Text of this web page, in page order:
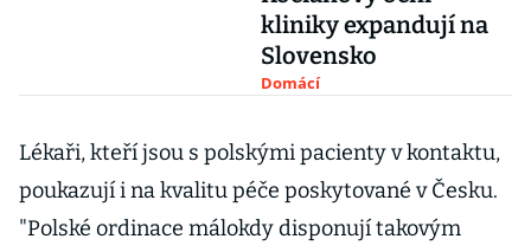
kliniky expandují na
Slovensko
Domácí
Lékaři, kteří jsou s polskými pacienty v kontaktu,
poukazují i na kvalitu péče poskytované v Česku.
"Polské ordinace málokdy disponují takovým